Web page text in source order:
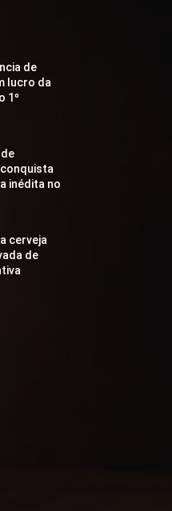
de
lucro da
1º
inédita no
cerveja
de